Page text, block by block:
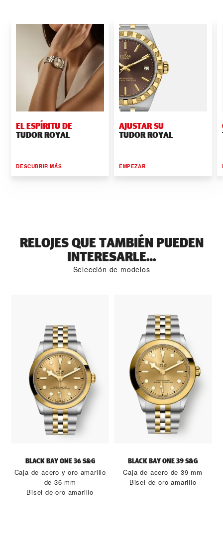
EL ESPÍRITU DE
TUDOR ROYAL
DESCUBRIR MÁS
AJUSTAR SU
TUDOR ROYAL
EMPEZAR
RELOJES QUE TAMBIÉN PUEDEN
INTERESARLE…
Selección de modelos
BLACK BAY ONE 36 S&G
Caja de acero y oro amarillo
de 36 mm
Bisel de oro amarillo
BLACK BAY ONE 39 S&G
Caja de acero de 39 mm
Bisel de oro amarillo